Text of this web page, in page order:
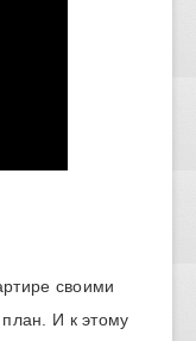
своими
И к этому